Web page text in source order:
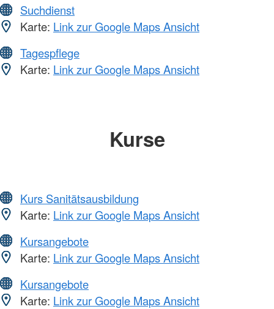
Suchdienst
Karte: Link zur Google Maps Ansicht
Tagespflege
Karte: Link zur Google Maps Ansicht
Kurse
Kurs Sanitätsausbildung
Karte: Link zur Google Maps Ansicht
Kursangebote
Karte: Link zur Google Maps Ansicht
Kursangebote
Karte: Link zur Google Maps Ansicht